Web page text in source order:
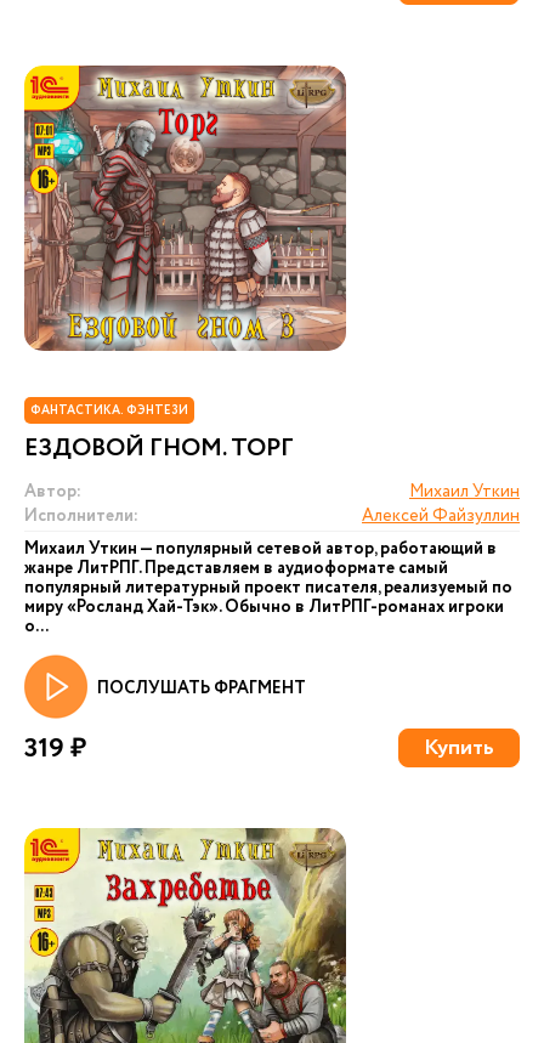
ФАНТАСТИКА. ФЭНТЕЗИ
ЕЗДОВОЙ ГНОМ. ТОРГ
Автор:
Михаил Уткин
Исполнители:
Алексей Файзуллин
Михаил Уткин — популярный сетевой автор, работающий в
жанре ЛитРПГ. Представляем в аудиоформате самый
популярный литературный проект писателя, реализуемый по
миру «Росланд Хай-Тэк». Обычно в ЛитРПГ-романах игроки
о...
ПОСЛУШАТЬ ФРАГМЕНТ
319 ₽ Купить